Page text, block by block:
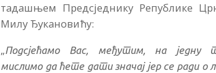
тадашњем Предсједнику Републике
Милу Ђукановићу:
„Подсјећамо Вас, међутим, на једну
мислимо да ћете дати значај јер се ради о